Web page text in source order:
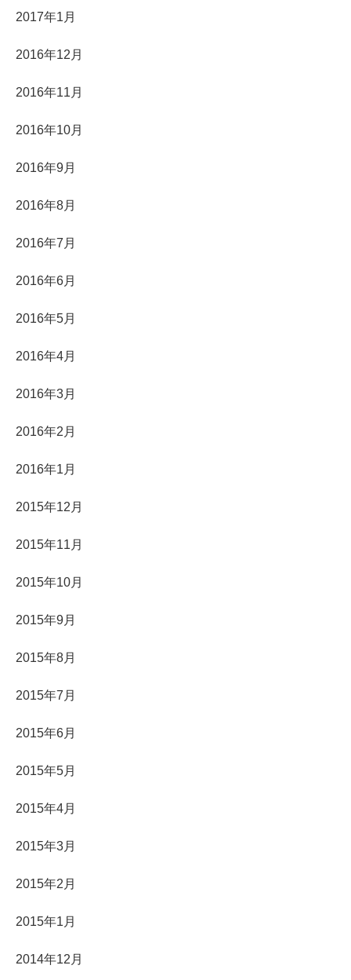
2017年1月
2016年12月
2016年11月
2016年10月
2016年9月
2016年8月
2016年7月
2016年6月
2016年5月
2016年4月
2016年3月
2016年2月
2016年1月
2015年12月
2015年11月
2015年10月
2015年9月
2015年8月
2015年7月
2015年6月
2015年5月
2015年4月
2015年3月
2015年2月
2015年1月
2014年12月